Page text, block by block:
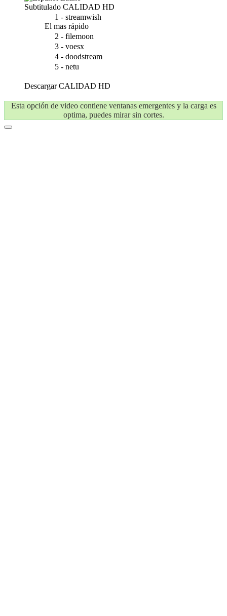
Subtitulado CALIDAD HD
1 - streamwish
El mas rápido
2 - filemoon
3 - voesx
4 - doodstream
5 - netu
DescargarCALIDAD HD
Esta opción de video contiene ventanas emergentes y la carga es
optima, puedes mirar sin cortes.